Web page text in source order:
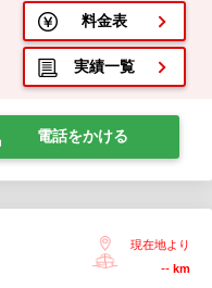
料金表
実績一覧
電話をかける
現在地より
-- km